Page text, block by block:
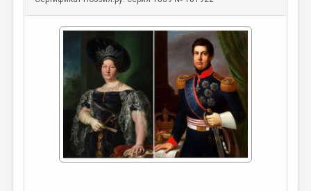
ПРАВИЛА САЙТА
ОТДЕЛЫ И РУБРИКИ
ДАЙДЖЕСТ
ПРОИЗВЕДЕНИЯ